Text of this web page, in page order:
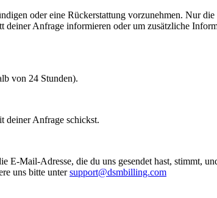
oder eine Rückerstattung vorzunehmen. Nur
Anfrage informieren oder um zusätzliche
von 24 Stunden).
deiner Anfrage schickst.
Mail-Adresse, die du uns gesendet hast, stimmt,
uns bitte untersupport@dsmbilling.com